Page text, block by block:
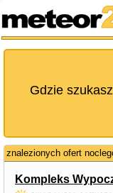
Gdzie
znalezionych ofert
Kompleks